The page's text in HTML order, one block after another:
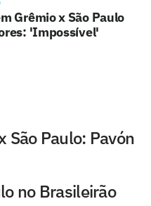
Grêmio x São Paulo
'Impossível'
São Paulo: Pavón
no Brasileirão